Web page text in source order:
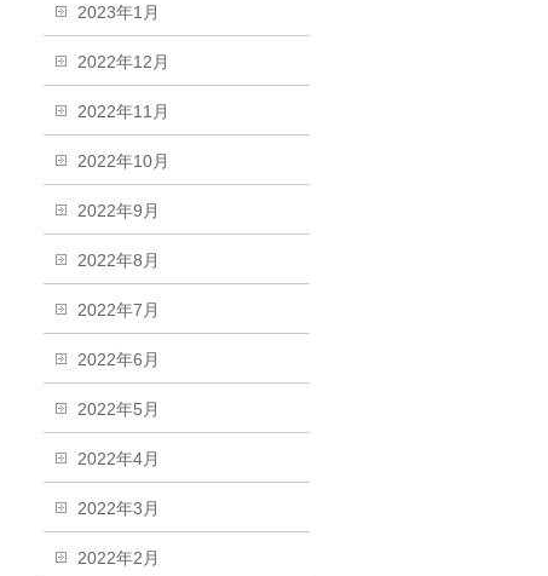
2023年1月
2022年12月
2022年11月
2022年10月
2022年9月
2022年8月
2022年7月
2022年6月
2022年5月
2022年4月
2022年3月
2022年2月